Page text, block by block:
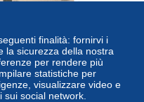
- L'église - La rue de
USD
finalità: fornirvi i
la sicurezza della nostra
per rendere più
statistiche per
visualizzare video e
social network.